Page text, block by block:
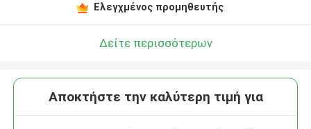
Ελεγχμένος προμηθευτής
Δείτε περισσότερων
Αποκτήστε την καλύτερη τιμή για